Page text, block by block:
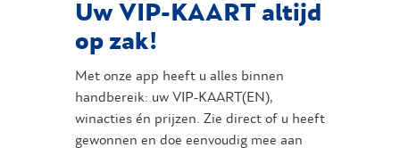
Uw VIP-KAART altijd
op zak!
Met onze app heeft u alles binnen
handbereik: uw VIP-KAART(EN),
winacties én prijzen. Zie direct of u heeft
gewonnen en doe eenvoudig mee aan